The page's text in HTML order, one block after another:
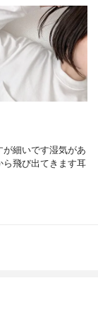
細いです湿気があ
ら飛び出てきます耳